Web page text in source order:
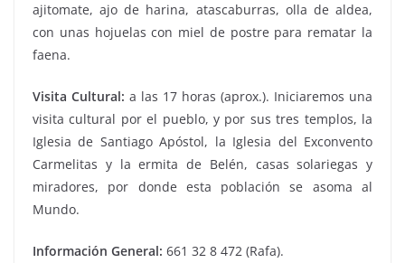
ajitomate, ajo de harina, atascaburras, olla de aldea,
con unas hojuelas con miel de postre para rematar la
faena.
Visita Cultural: a las 17 horas (aprox.). Iniciaremos una
visita cultural por el pueblo, y por sus tres templos, la
Iglesia de Santiago Apóstol, la Iglesia del Exconvento
Carmelitas y la ermita de Belén, casas solariegas y
miradores, por donde esta población se asoma al
Mundo.
Información General: 661 32 8 472 (Rafa).